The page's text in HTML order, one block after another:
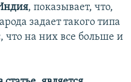
, показывает, что,
задает такого типа
на них все больше и